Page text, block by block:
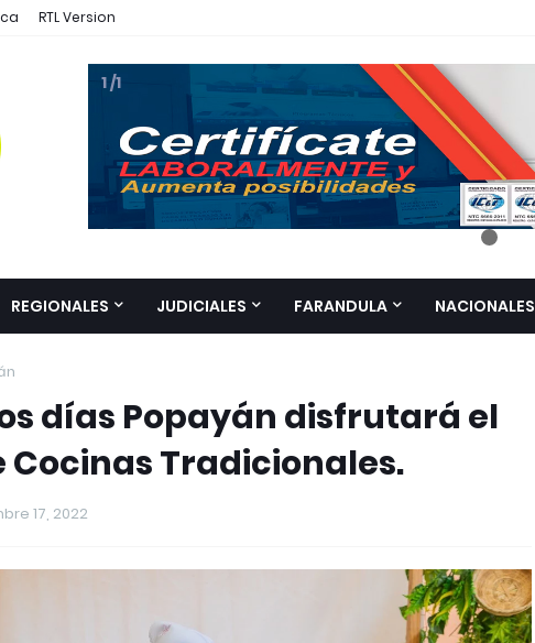
RTL Version
1 /1
REGIONALES JUDICIALES FARANDULA NACIONALES
días Popayán disfrutará el
Cocinas Tradicionales.
17, 2022